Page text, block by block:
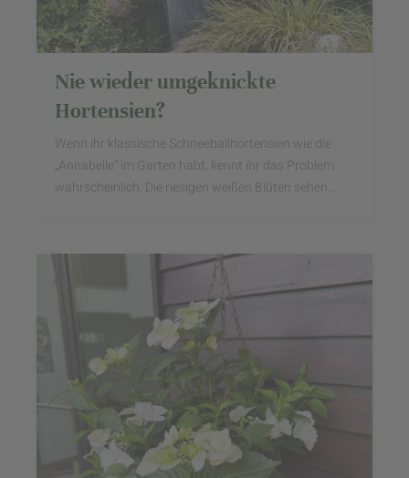
Nie wieder umgeknickte
Hortensien?
Wenn ihr klassische Schneeballhortensien wie die
„Annabelle“ im Garten habt, kennt ihr das Problem
wahrscheinlich: Die riesigen weißen Blüten sehen